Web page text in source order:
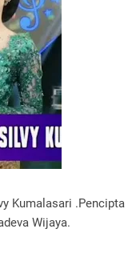
Kumalasari .Pencipta
Wijaya.